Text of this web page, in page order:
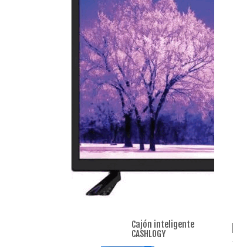
Cajón inteligente
CASHLOGY